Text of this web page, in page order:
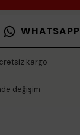
WHATSAPP
kargo
değişim